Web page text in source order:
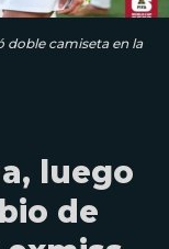
doble camiseta en la
luego
de